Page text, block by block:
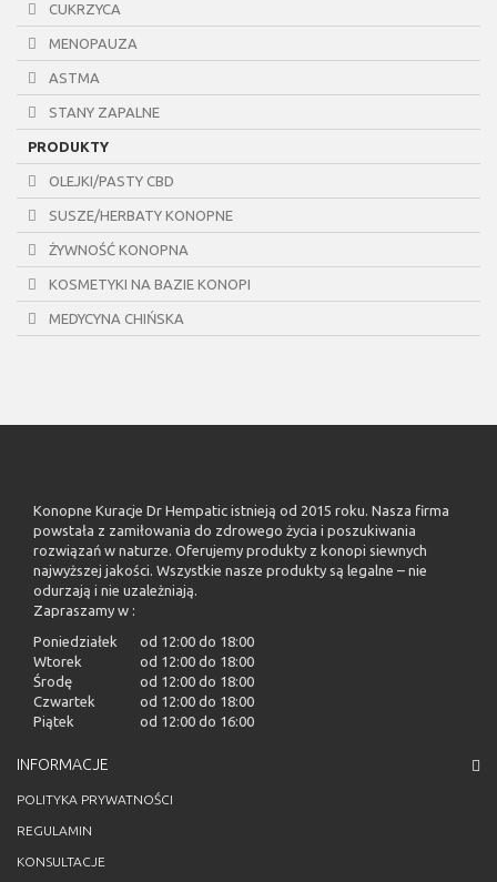
CUKRZYCA
MENOPAUZA
ASTMA
STANY ZAPALNE
PRODUKTY
OLEJKI/PASTY CBD
SUSZE/HERBATY KONOPNE
ŻYWNOŚĆ KONOPNA
KOSMETYKI NA BAZIE KONOPI
MEDYCYNA CHIŃSKA
Konopne Kuracje Dr Hempatic istnieją od 2015 roku. Nasza firma
powstała z zamiłowania do zdrowego życia i poszukiwania
rozwiązań w naturze. Oferujemy produkty z konopi siewnych
najwyższej jakości. Wszystkie nasze produkty są legalne – nie
odurzają i nie uzależniają.
Zapraszamy w :
Poniedziałek
od 12:00 do 18:00
Wtorek
od 12:00 do 18:00
Środę
od 12:00 do 18:00
Czwartek
od 12:00 do 18:00
Piątek
od 12:00 do 16:00
INFORMACJE
POLITYKA PRYWATNOŚCI
REGULAMIN
KONSULTACJE